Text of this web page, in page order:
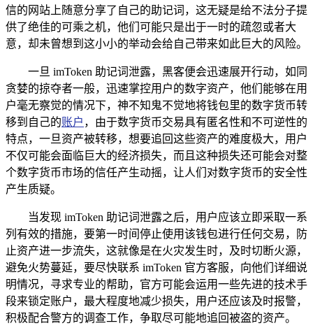
信的网站上随意分享了自己的助记词，这无疑是给不法分子提
供了绝佳的可乘之机，他们可能只是出于一时的疏忽或者大
意，却未曾想到这小小的举动会给自己带来如此巨大的风险。
一旦 imToken 助记词泄露，黑客便会迅速展开行动，如同
贪婪的掠夺者一般，迅速掌控用户的数字资产，他们能够在用
户毫无察觉的情况下，神不知鬼不觉地将钱包里的数字货币转
移到自己的账户 ，由于数字货币交易具有匿名性和不可逆性的
特点，一旦资产被转移，想要追回这些资产的难度极大，用户
不仅可能会面临巨大的经济损失，而且这种损失还可能会对整
个数字货币市场的信任产生动摇，让人们对数字货币的安全性
产生质疑。
当发现 imToken 助记词泄露之后，用户应该立即采取一系
列有效的措施，要第一时间停止使用该钱包进行任何交易，防
止资产进一步流失，这就像是在火灾发生时，及时切断火源，
避免火势蔓延，要尽快联系 imToken 官方客服，向他们详细说
明情况，寻求专业的帮助，官方可能会运用一些先进的技术手
段来锁定账户，最大程度地减少损失，用户还应该及时报警，
积极配合警方的调查工作，争取尽可能地追回被盗的资产。